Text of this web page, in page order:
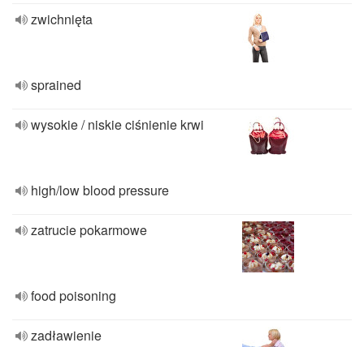
zwichnięta
sprained
wysokie / niskie ciśnienie krwi
high/low blood pressure
zatrucie pokarmowe
food poisoning
zadławienie